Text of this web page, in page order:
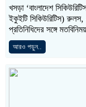
খসড়া ‘বাংলাদেশ
ইকুইটি সিকিউরিটিস)
প্রতিনিধিদের সঙ্গে
আরও পড়ুন..